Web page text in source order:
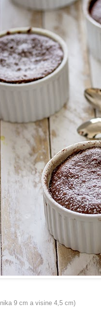
9 cm a visine 4,5 cm)